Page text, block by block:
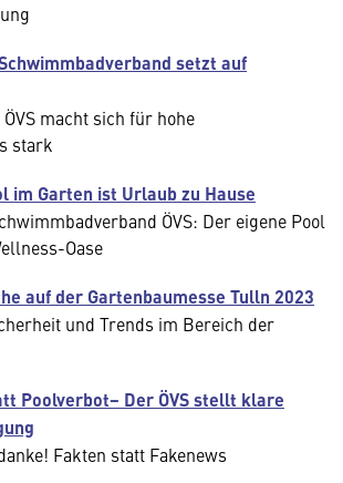
setzt auf
macht sich für hohe
stark
im Garten ist Urlaub zu Hause
ÖVS: Der eigene Pool
Oase
auf der Gartenbaumesse Tulln 2023
und Trends im Bereich der
Poolverbot− Der ÖVS stellt klare
Fakten statt Fakenews